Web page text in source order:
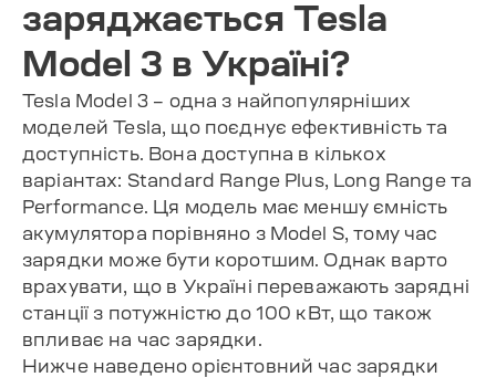
заряджається Tesla
Model 3 в Україні?
Tesla Model 3 – одна з найпопулярніших
моделей Tesla, що поєднує ефективність та
доступність. Вона доступна в кількох
варіантах: Standard Range Plus, Long Range та
Performance. Ця модель має меншу ємність
акумулятора порівняно з Model S, тому час
зарядки може бути коротшим. Однак варто
врахувати, що в Україні переважають зарядні
станції з потужністю до 100 кВт, що також
впливає на час зарядки.
Нижче наведено орієнтовний час зарядки